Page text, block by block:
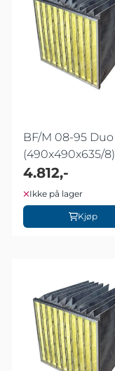
BF/M 08-95 Duo
(490x490x635/8)
4.812,-
Ikke på lager
Kjøp